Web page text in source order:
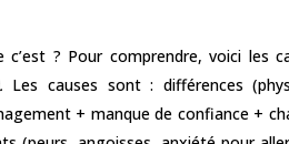
? Pour comprendre, voici les
Les causes sont : différences
+ manque de confiance +